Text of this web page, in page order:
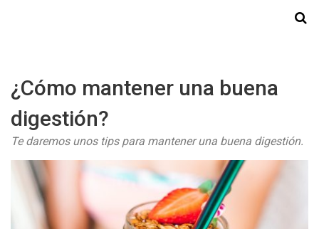
¿Cómo mantener una buena
digestión?
Te daremos unos tips para mantener una buena digestión.